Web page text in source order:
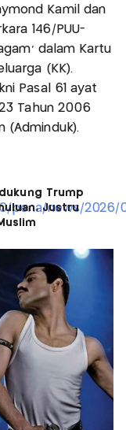
Kamil dan
146/PUU-
dalam Kartu
(KK).
Pasal 61 ayat
Tahun 2006
(Adminduk).
Trump
Justru